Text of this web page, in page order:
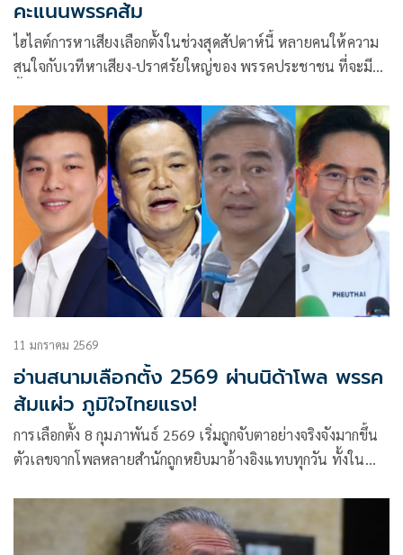
คะแนนพรรคส้ม
ไฮไลต์การหาเสียงเลือกตั้งในช่วงสุดสัปดาห์นี้ หลายคนให้ความ
สนใจกับเวทีหาเสียง-ปราศรัยใหญ่ของ พรรคประชาชน ที่จะมี
ซึ่งเป็นเวทีปราศรัยใหญ่ครั้งแรกของพรรคประชาชนในพื้นที่
กรุงเทพมหานคร
11 มกราคม 2569
อ่านสนามเลือกตั้ง 2569 ผ่านนิด้าโพล พรรค
ส้มแผ่ว ภูมิใจไทยแรง!
การเลือกตั้ง 8 กุมภาพันธ์ 2569 เริ่มถูกจับตาอย่างจริงจังมากขึ้น
ตัวเลขจากโพลหลายสำนักถูกหยิบมาอ้างอิงแทบทุกวัน ทั้งใน